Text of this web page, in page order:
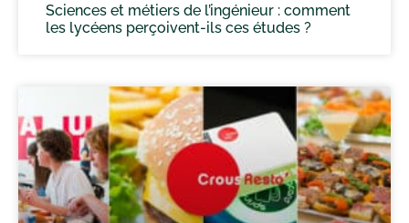
Sciences et métiers de l’ingénieur : comment
les lycéens perçoivent-ils ces études ?